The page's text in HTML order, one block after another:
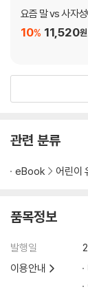
요즘 말 vs 사자
11,520원
10%
관련 분류
eBook 어린이
품목정보
발행일
이용안내